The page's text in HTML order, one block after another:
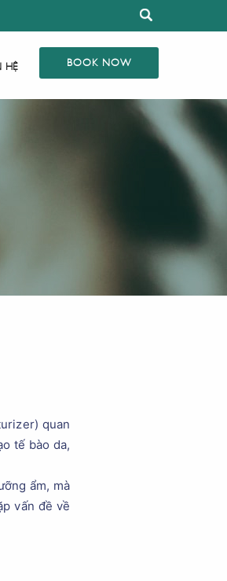
HỆ BOOK NOW
quan
tế bào da,
ẩm, mà
vấn đề về